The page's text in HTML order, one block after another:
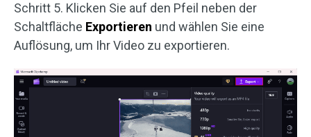
Schritt 5. Klicken Sie auf den Pfeil neben der
Schaltfläche Exportieren und wählen Sie eine
Auflösung, um Ihr Video zu exportieren.